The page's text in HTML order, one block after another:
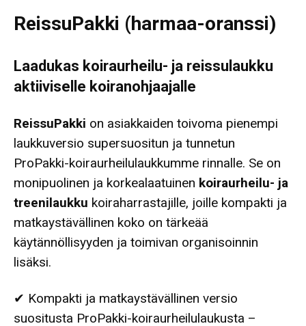
ReissuPakki (harmaa-oranssi)
Laadukas koiraurheilu- ja reissulaukku
aktiiviselle koiranohjaajalle
ReissuPakki on asiakkaiden toivoma pienempi
laukkuversio supersuositun ja tunnetun
ProPakki-koiraurheilulaukkumme rinnalle. Se on
monipuolinen ja korkealaatuinen koiraurheilu- ja
treenilaukku koiraharrastajille, joille kompakti ja
matkaystävällinen koko on tärkeää
käytännöllisyyden ja toimivan organisoinnin
lisäksi.
✔ Kompakti ja matkaystävällinen versio
suositusta ProPakki-koiraurheilulaukusta –